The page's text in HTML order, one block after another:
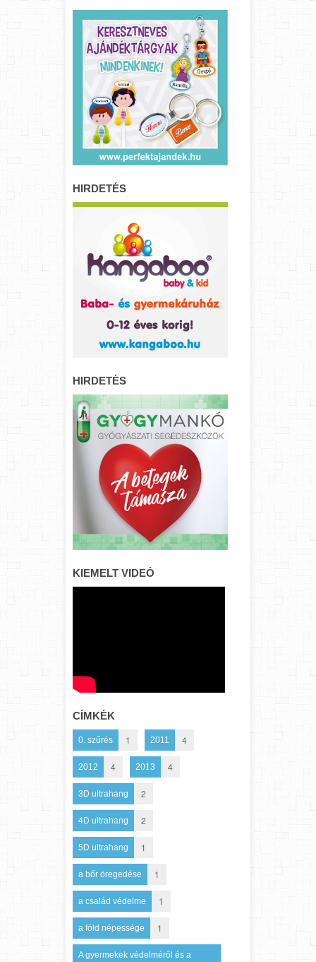
HIRDETÉS
HIRDETÉS
KIEMELT VIDEÓ
CÍMKÉK
0. szűrés 1 2011 4
2012 4 2013 4
3D ultrahang 2
4D ultrahang 2
5D ultrahang 1
a bőr öregedése 1
a család védelme 1
a föld népessége 1
A gyermekek védelméről és a